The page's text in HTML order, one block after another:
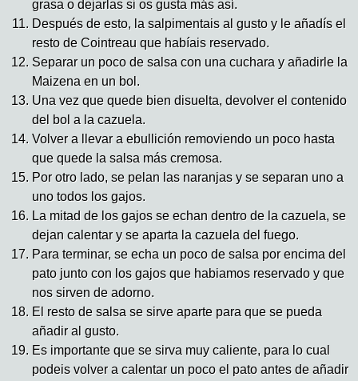
grasa o dejarlas si os gusta más así.
Después de esto, la salpimentais al gusto y le añadís el
resto de Cointreau que habíais reservado.
Separar un poco de salsa con una cuchara y añadirle la
Maizena en un bol.
Una vez que quede bien disuelta, devolver el contenido
del bol a la cazuela.
Volver a llevar a ebullición removiendo un poco hasta
que quede la salsa más cremosa.
Por otro lado, se pelan las naranjas y se separan uno a
uno todos los gajos.
La mitad de los gajos se echan dentro de la cazuela, se
dejan calentar y se aparta la cazuela del fuego.
Para terminar, se echa un poco de salsa por encima del
pato junto con los gajos que habiamos reservado y que
nos sirven de adorno.
El resto de salsa se sirve aparte para que se pueda
añadir al gusto.
Es importante que se sirva muy caliente, para lo cual
podeis volver a calentar un poco el pato antes de añadir